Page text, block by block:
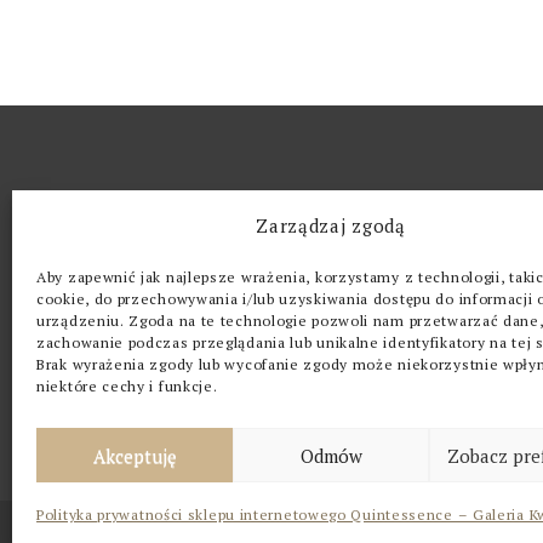
Zarządzaj zgodą
Aby zapewnić jak najlepsze wrażenia, korzystamy z technologii,
cookie, do przechowywania i/lub uzyskiwania dostępu do informacji
urządzeniu. Zgoda na te technologie pozwoli nam przetwarzać
zachowanie podczas przeglądania lub unikalne identyfikatory na tej
Brak wyrażenia zgody lub wycofanie zgody może niekorzystnie
niektóre cechy i funkcje.
Akceptuję Odmów Zobacz
Polityka prywatności sklepu internetowego Quintessence – Galeria
Kwintesencja (z łac. quinta essentia, dosł.
eteryczne tworzywo ciał niebieskich –
żywioł (obok ziemi, ognia, wody i powietrza).
„Kwintesencja” zrodziła się z pasji i
z pięknem i sztuką.